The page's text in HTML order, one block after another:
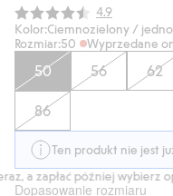
Średnia
4.9
Kolor:Ciemnozielony /
Rozmiar:50 Wyprzedane
50 56 62
86
Ten produkt nie jest
a zapłać później wybierz
Dopasowanie rozmiaru